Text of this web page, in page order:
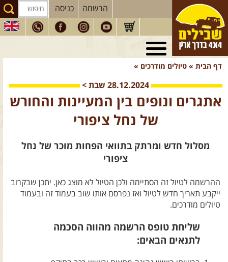
הרשמה כניסה
טיולי 4X4
בארץ
חנות שבילים
הבלוג של יואב קווה
צרו קשר עם שבילים
דף הבית » טיולים מודרכים »
28.12.2024 שבת >
אתגרים ונופים בין המעיינות והחורש
של נחל ציפורי
‎מסלול חדש ומרתק בתוואי הפחות מוכר של נחל
ציפורי
ההרשמה לטיול זה הסתיימה ולכן הטיול לא מוצג כאן. יתכן שבקרוב
ייקבע תאריך חדש לטיול ואז נפרסם אותו שוב בעמוד זה ובעמוד
טיולים מודרכים.
שליחת טופס הרשמה מהווה הסכמה
לתנאים הבאים: